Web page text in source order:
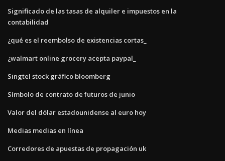
Significado de las tasas de alquiler e impuestos en la
contabilidad
¿qué es el reembolso de existencias cortas_
¿walmart online grocery acepta paypal_
Singtel stock gráfico bloomberg
Símbolo de contrato de futuros de junio
Valor del dólar estadounidense al euro hoy
Medias medias en línea
Corredores de apuestas de propagación uk